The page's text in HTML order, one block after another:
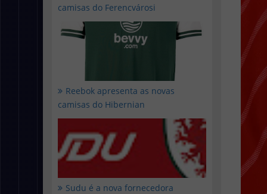
camisas do Ferencvárosi
Reebok apresenta as novas
camisas do Hibernian
Sudu é a nova fornecedora